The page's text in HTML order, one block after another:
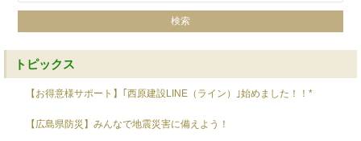
トピックス
【お得意様サポート】｢西原建設LINE（ライン）｣始めました！！*
【広島県防災】みんなで地震災害に備えよう！